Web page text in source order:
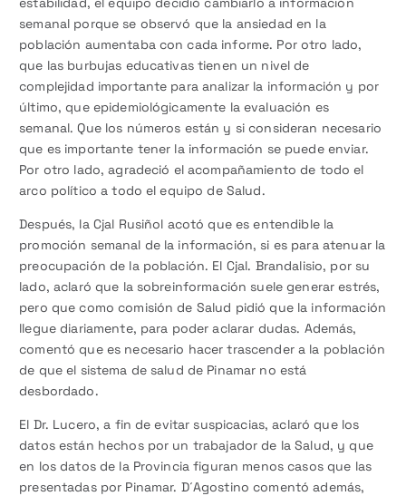
semanal porque se observó que la ansiedad en la
población aumentaba con cada informe. Por otro lado,
que las burbujas educativas tienen un nivel de
complejidad importante para analizar la información y por
último, que epidemiológicamente la evaluación es
semanal. Que los números están y si consideran necesario
que es importante tener la información se puede enviar.
Por otro lado, agradeció el acompañamiento de todo el
arco político a todo el equipo de Salud.
Después, la Cjal Rusiñol acotó que es entendible la
promoción semanal de la información, si es para atenuar la
preocupación de la población. El Cjal. Brandalisio, por su
lado, aclaró que la sobreinformación suele generar estrés,
pero que como comisión de Salud pidió que la información
llegue diariamente, para poder aclarar dudas. Además,
comentó que es necesario hacer trascender a la población
de que el sistema de salud de Pinamar no está
desbordado.
El Dr. Lucero, a fin de evitar suspicacias, aclaró que los
datos están hechos por un trabajador de la Salud, y que
en los datos de la Provincia figuran menos casos que las
presentadas por Pinamar. D´Agostino comentó además,